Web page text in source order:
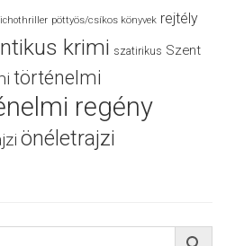
pöttyös/csíkos könyvek rejtély
krimi szatirikus Szent
történelmi
regény
önéletrajzi